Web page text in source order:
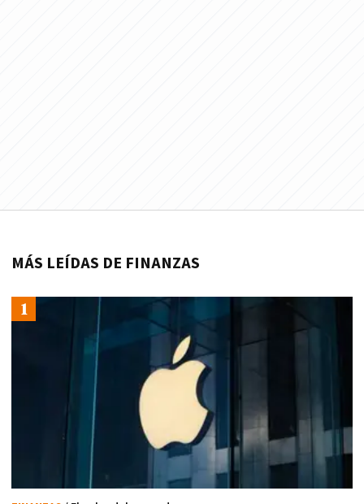
MÁS LEÍDAS DE FINANZAS